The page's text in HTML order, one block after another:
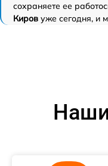
сохраняете ее
Киров уже сегодня, и